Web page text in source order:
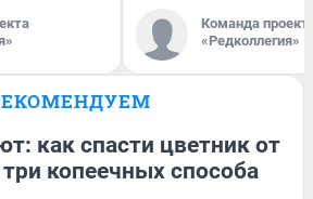
Команда
«Редколлегия»
как спасти цветник от
копеечных способа